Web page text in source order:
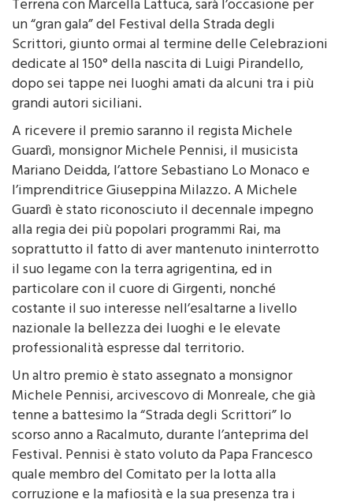
Terrena con Marcella Lattuca, sarà l’occasione per
un “gran gala” del Festival della Strada degli
Scrittori, giunto ormai al termine delle Celebrazioni
dedicate al 150° della nascita di Luigi Pirandello,
dopo sei tappe nei luoghi amati da alcuni tra i più
grandi autori siciliani.
A ricevere il premio saranno il regista Michele
Guardì, monsignor Michele Pennisi, il musicista
Mariano Deidda, l’attore Sebastiano Lo Monaco e
l’imprenditrice Giuseppina Milazzo. A Michele
Guardì è stato riconosciuto il decennale impegno
alla regia dei più popolari programmi Rai, ma
soprattutto il fatto di aver mantenuto ininterrotto
il suo legame con la terra agrigentina, ed in
particolare con il cuore di Girgenti, nonché
costante il suo interesse nell’esaltarne a livello
nazionale la bellezza dei luoghi e le elevate
professionalità espresse dal territorio.
Un altro premio è stato assegnato a monsignor
Michele Pennisi, arcivescovo di Monreale, che già
tenne a battesimo la “Strada degli Scrittori” lo
scorso anno a Racalmuto, durante l’anteprima del
Festival. Pennisi è stato voluto da Papa Francesco
quale membro del Comitato per la lotta alla
corruzione e la mafiosità e la sua presenza tra i